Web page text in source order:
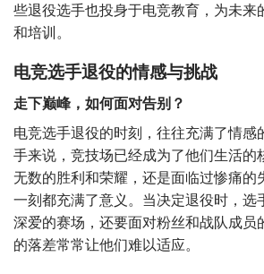
些退役选手也投身于电竞教育，为未来
和培训。
电竞选手退役的情感与挑战
走下巅峰，如何面对告别？
电竞选手退役的时刻，往往充满了情感
手来说，竞技场已经成为了他们生活的
无数的胜利和荣耀，还是面临过惨痛的
一刻都充满了意义。当决定退役时，选
深爱的赛场，还要面对粉丝和战队成员
的落差常常让他们难以适应。